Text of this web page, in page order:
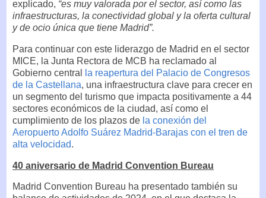
explicado, “es muy valorada por el sector, así como las
infraestructuras, la conectividad global y la oferta cultural
y de ocio única que tiene Madrid”.
Para continuar con este liderazgo de Madrid en el sector
MICE, la Junta Rectora de MCB ha reclamado al
Gobierno central
la reapertura del Palacio de Congresos
de la Castellana, una infraestructura clave para crecer en
un segmento del turismo que impacta positivamente a 44
sectores económicos de la ciudad, así como el
cumplimiento de los plazos de la conexión del
Aeropuerto Adolfo Suárez Madrid-Barajas con el tren de
alta velocidad.
40 aniversario de Madrid Convention Bureau
Madrid Convention Bureau ha presentado también su